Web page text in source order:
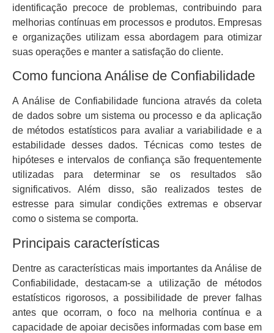
identificação precoce de problemas, contribuindo para
melhorias contínuas em processos e produtos. Empresas
e organizações utilizam essa abordagem para otimizar
suas operações e manter a satisfação do cliente.
Como funciona Análise de Confiabilidade
A Análise de Confiabilidade funciona através da coleta
de dados sobre um sistema ou processo e da aplicação
de métodos estatísticos para avaliar a variabilidade e a
estabilidade desses dados. Técnicas como testes de
hipóteses e intervalos de confiança são frequentemente
utilizadas para determinar se os resultados são
significativos. Além disso, são realizados testes de
estresse para simular condições extremas e observar
como o sistema se comporta.
Principais características
Dentre as características mais importantes da Análise de
Confiabilidade, destacam-se a utilização de métodos
estatísticos rigorosos, a possibilidade de prever falhas
antes que ocorram, o foco na melhoria contínua e a
capacidade de apoiar decisões informadas com base em